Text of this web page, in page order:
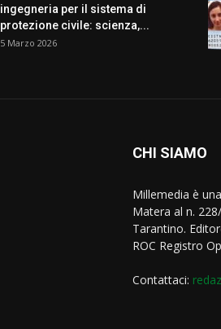
ingegneria per il sistema di
protezione civile: scienza,...
5 Marzo 2026
CHI SIAMO
Millemedia è
Matera al n.
Tarantino.
ROC Registro
Contattaci: